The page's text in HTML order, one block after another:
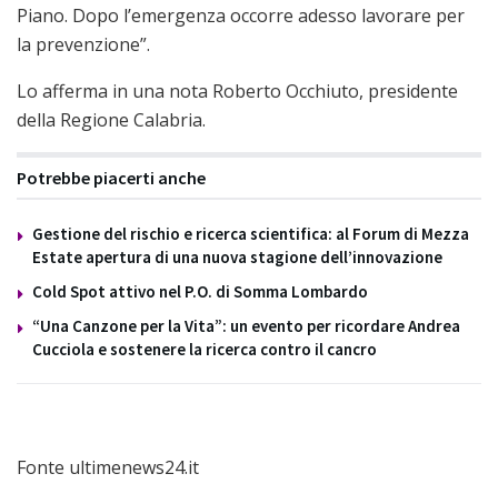
Piano. Dopo l’emergenza occorre adesso lavorare per
la prevenzione”.
Lo afferma in una nota Roberto Occhiuto, presidente
della Regione Calabria.
Potrebbe piacerti anche
Gestione del rischio e ricerca scientifica: al Forum di Mezza
Estate apertura di una nuova stagione dell’innovazione
Cold Spot attivo nel P.O. di Somma Lombardo
“Una Canzone per la Vita”: un evento per ricordare Andrea
Cucciola e sostenere la ricerca contro il cancro
Fonte ultimenews24.it